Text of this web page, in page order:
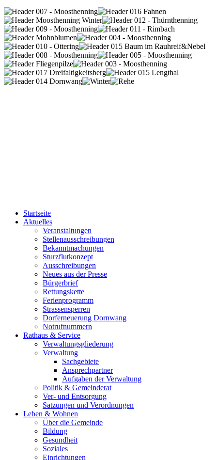
Startseite
Aktuelles
Veranstaltungen
Stellenausschreibungen
Bekanntmachungen
Sturzflutkonzept
Ausschreibungen
Neues aus der Presse
Bürgerbrief
Rettungskette
Ferienprogramm
Strassensperren
Dorferneuerung Dornwang
Notrufnummern
Rathaus & Service
Verwaltungsgliederung
Verwaltung
Sachgebiete
Ansprechpartner
Aufgaben der Verwaltung
Politik & Gemeinderat
Ver- und Entsorgung
Satzungen und Verordnungen
Leben & Wohnen
Über die Gemeinde
Bildung
Gesundheit
Soziales
Einrichtungen